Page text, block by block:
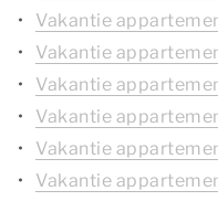
Vakantie
Vakantie
Vakantie
Vakantie
Vakantie
Vakantie